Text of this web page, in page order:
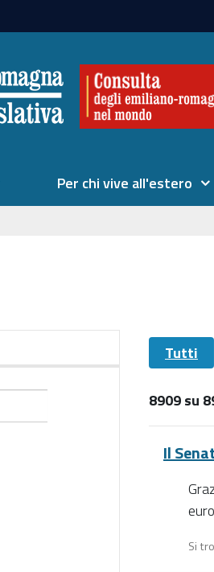
Per chi vive all'estero
Tutti
8909 su
Il
Si